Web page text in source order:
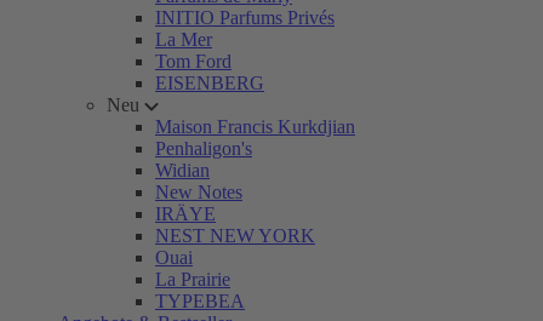
INITIO Parfums Privés
La Mer
Tom Ford
EISENBERG
Neu
Maison Francis Kurkdjian
Penhaligon's
Widian
New Notes
IRÄYE
NEST NEW YORK
Ouai
La Prairie
TYPEBEA